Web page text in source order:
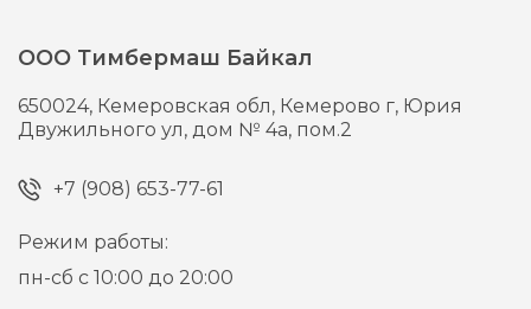
ООО Тимбермаш Байкал
650024, Кемеровская обл, Кемерово г, Юрия
Двужильного ул, дом № 4а, пом.2
+7 (908) 653-77-61
Режим работы:
пн-сб с 10:00 до 20:00